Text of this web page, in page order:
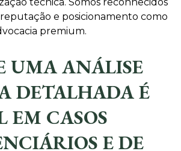
reputação e posicionamento como
premium.
UMA ANÁLISE
DETALHADA É
EM CASOS
E DE